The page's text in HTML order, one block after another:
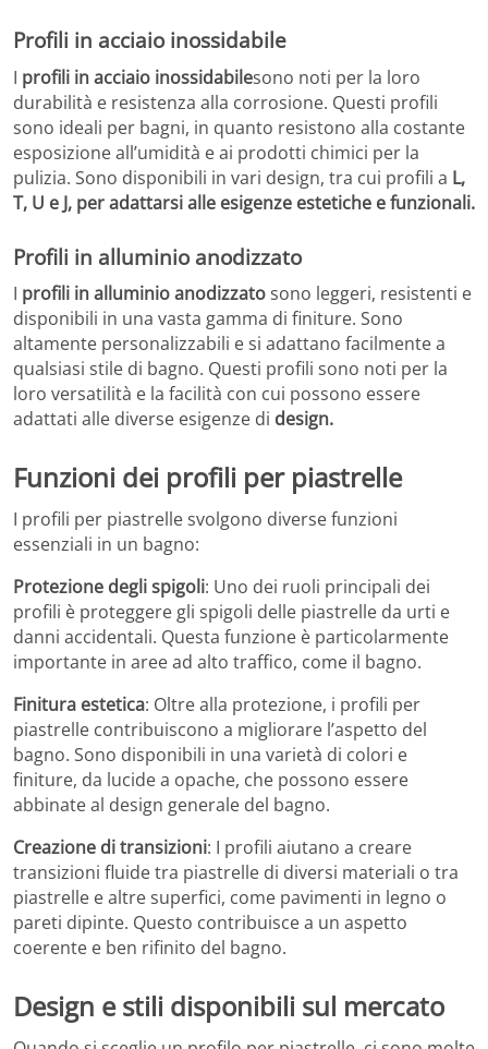
Profili in acciaio inossidabile
I profili in acciaio inossidabilesono noti per la loro
durabilità e resistenza alla corrosione. Questi profili
sono ideali per bagni, in quanto resistono alla costante
esposizione all’umidità e ai prodotti chimici per la
pulizia. Sono disponibili in vari design, tra cui profili a L,
T, U e J, per adattarsi alle esigenze estetiche e funzionali.
Profili in alluminio anodizzato
I profili in alluminio anodizzatosono leggeri, resistenti e
disponibili in una vasta gamma di finiture. Sono
altamente personalizzabili e si adattano facilmente a
qualsiasi stile di bagno. Questi profili sono noti per la
loro versatilità e la facilità con cui possono essere
adattati alle diverse esigenze di design.
Funzioni dei profili per piastrelle
I profili per piastrelle svolgono diverse funzioni
essenziali in un bagno:
Protezione degli spigoli: Uno dei ruoli principali dei
profili è proteggere gli spigoli delle piastrelle da urti e
danni accidentali. Questa funzione è particolarmente
importante in aree ad alto traffico, come il bagno.
Finitura estetica: Oltre alla protezione, i profili per
piastrelle contribuiscono a migliorare l’aspetto del
bagno. Sono disponibili in una varietà di colori e
finiture, da lucide a opache, che possono essere
abbinate al design generale del bagno.
Creazione di transizioni: I profili aiutano a creare
transizioni fluide tra piastrelle di diversi materiali o tra
piastrelle e altre superfici, come pavimenti in legno o
pareti dipinte. Questo contribuisce a un aspetto
coerente e ben rifinito del bagno.
Design e stili disponibili sul mercato